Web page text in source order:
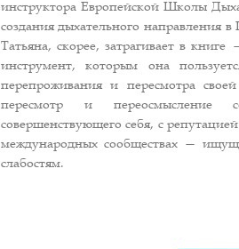
инструктора Европейской Школы
создания дыхательного направления
Татьяна, скорее, затрагивает в
инструмент, которым она
перепроживания и пересмотра
пересмотр и переосмысление
совершенствующего себя, с
международных сообществах —
слабостям.